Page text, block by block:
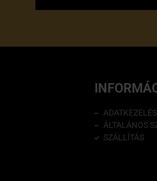
ÁLTALÁNOS
SZÁLLÍTÁS